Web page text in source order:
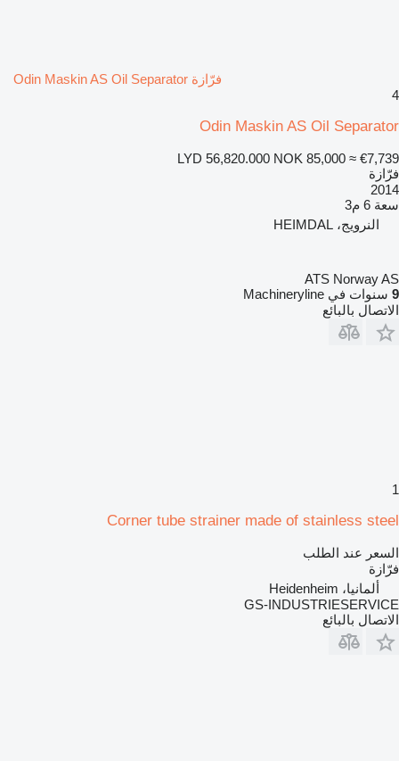
فرّازة Odin Maskin AS Oil Separator
4
Odin Maskin AS Oil Separator
LYD 56,820.000 NOK 85,000 ≈ €7,739
فرّازة
2014
سعة 6 م3
النرويج، HEIMDAL
ATS Norway AS
9 سنوات في Machineryline
الاتصال بالبائع
1
Corner tube strainer made of stainless steel
السعر عند الطلب
فرّازة
ألمانيا، Heidenheim
GS-INDUSTRIESERVICE
الاتصال بالبائع